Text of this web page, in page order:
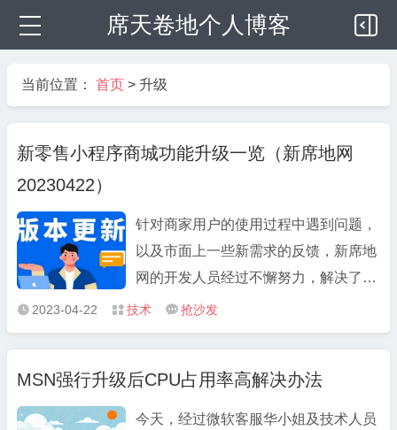
席天卷地个人博客
当前位置： 首页 > 升级
新零售小程序商城功能升级一览（新席地网
20230422）
​针对商家用户的使用过程中遇到问题，
以及市面上一些新需求的反馈，新席地
网的开发人员经过不懈努力，解决了一
些已知问题，并增加了不少新的功能，
期待各商家在后台发现惊喜。 本次更新
更新汇总 调整：插件商品结构； 新
增：DIY表单增加起订天数 ...
 2023-04-22  技术  抢沙发
MSN强行升级后CPU占用率高解决办法
今天，经过微软客服华小姐及技术人员